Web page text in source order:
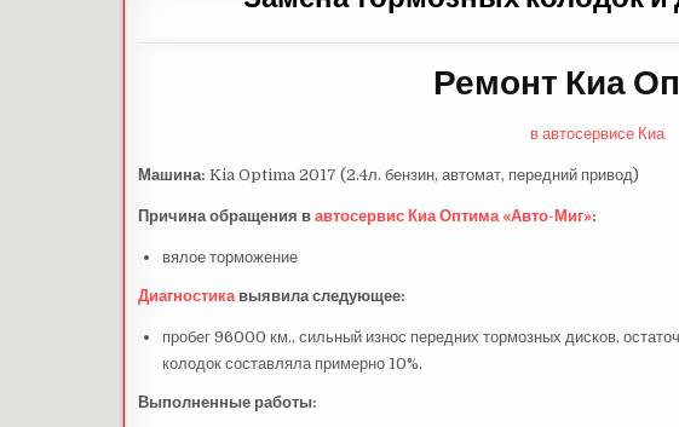
Ремонт Киа
в автосервисе Киа
Машина: Kia Optima 2017 (2.4л. бензин, автомат, передний привод)
Причина обращения в автосервис Киа Оптима «Авто-Миг»:
вялое торможение
Диагностика выявила следующее:
пробег 96000 км., сильный износ передних тормозных дисков,
колодок составляла примерно 10%.
Выполненные работы: